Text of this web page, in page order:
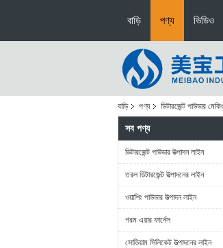
বাড়ি পণ্য ভিডিও
বাড়ি পণ্য ডিটারজেন্ট পাউডার
সব পণ্য
ডিটারজেন্ট পাউডার উত্পাদন লাইন
তরল ডিটারজেন্ট উত্পাদনের লাইন
ওয়াশিং পাউডার উত্পাদন লাইন
গরম এয়ার ফার্নেস
সোডিয়াম সিলিকেট উত্পাদনের লাইন